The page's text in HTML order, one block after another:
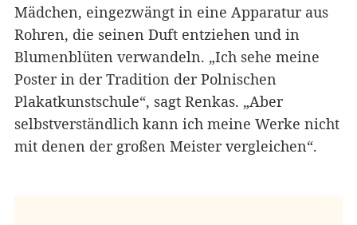
Mädchen, eingezwängt in eine Apparatur aus
Rohren, die seinen Duft entziehen und in
Blumenblüten verwandeln. „Ich sehe meine
Poster in der Tradition der Polnischen
Plakatkunstschule“, sagt Renkas. „Aber
selbstverständlich kann ich meine Werke nicht
mit denen der großen Meister vergleichen“.